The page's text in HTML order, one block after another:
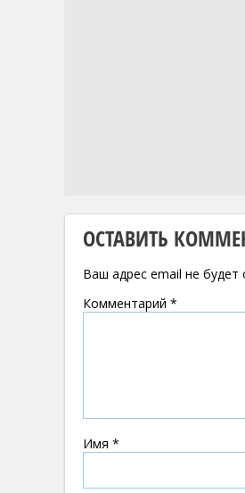
ОСТАВИТЬ
Ваш адрес email не будет
Комментарий *
Имя *